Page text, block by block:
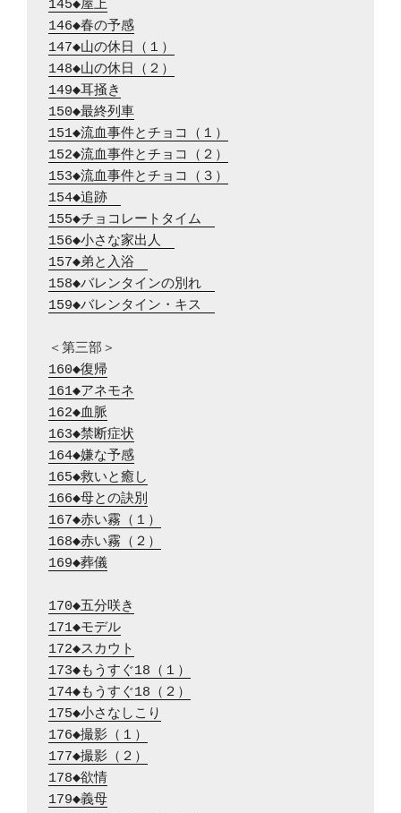
145◆屋上
146◆春の予感
147◆山の休日（１）
148◆山の休日（２）
149◆耳掻き
150◆最終列車
151◆流血事件とチョコ（１）
152◆流血事件とチョコ（２）
153◆流血事件とチョコ（３）
154◆追跡
155◆チョコレートタイム
156◆小さな家出人
157◆弟と入浴
158◆バレンタインの別れ
159◆バレンタイン・キス
160◆復帰
161◆アネモネ
162◆血脈
163◆禁断症状
164◆嫌な予感
165◆救いと癒し
166◆母との訣別
167◆赤い霧（１）
168◆赤い霧（２）
169◆葬儀
170◆五分咲き
171◆モデル
172◆スカウト
173◆もうすぐ18（１）
174◆もうすぐ18（２）
175◆小さなしこり
176◆撮影（１）
177◆撮影（２）
178◆欲情
179◆義母